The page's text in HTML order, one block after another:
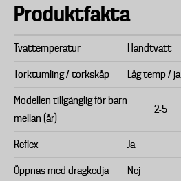
Produktfakta
Tvättemperatur Handtvätt
Torktumling / torkskåp Låg temp / ja
Modellen tillgänglig för barn
mellan (år)
2-5
Reflex Ja
Öppnas med dragkedja Nej